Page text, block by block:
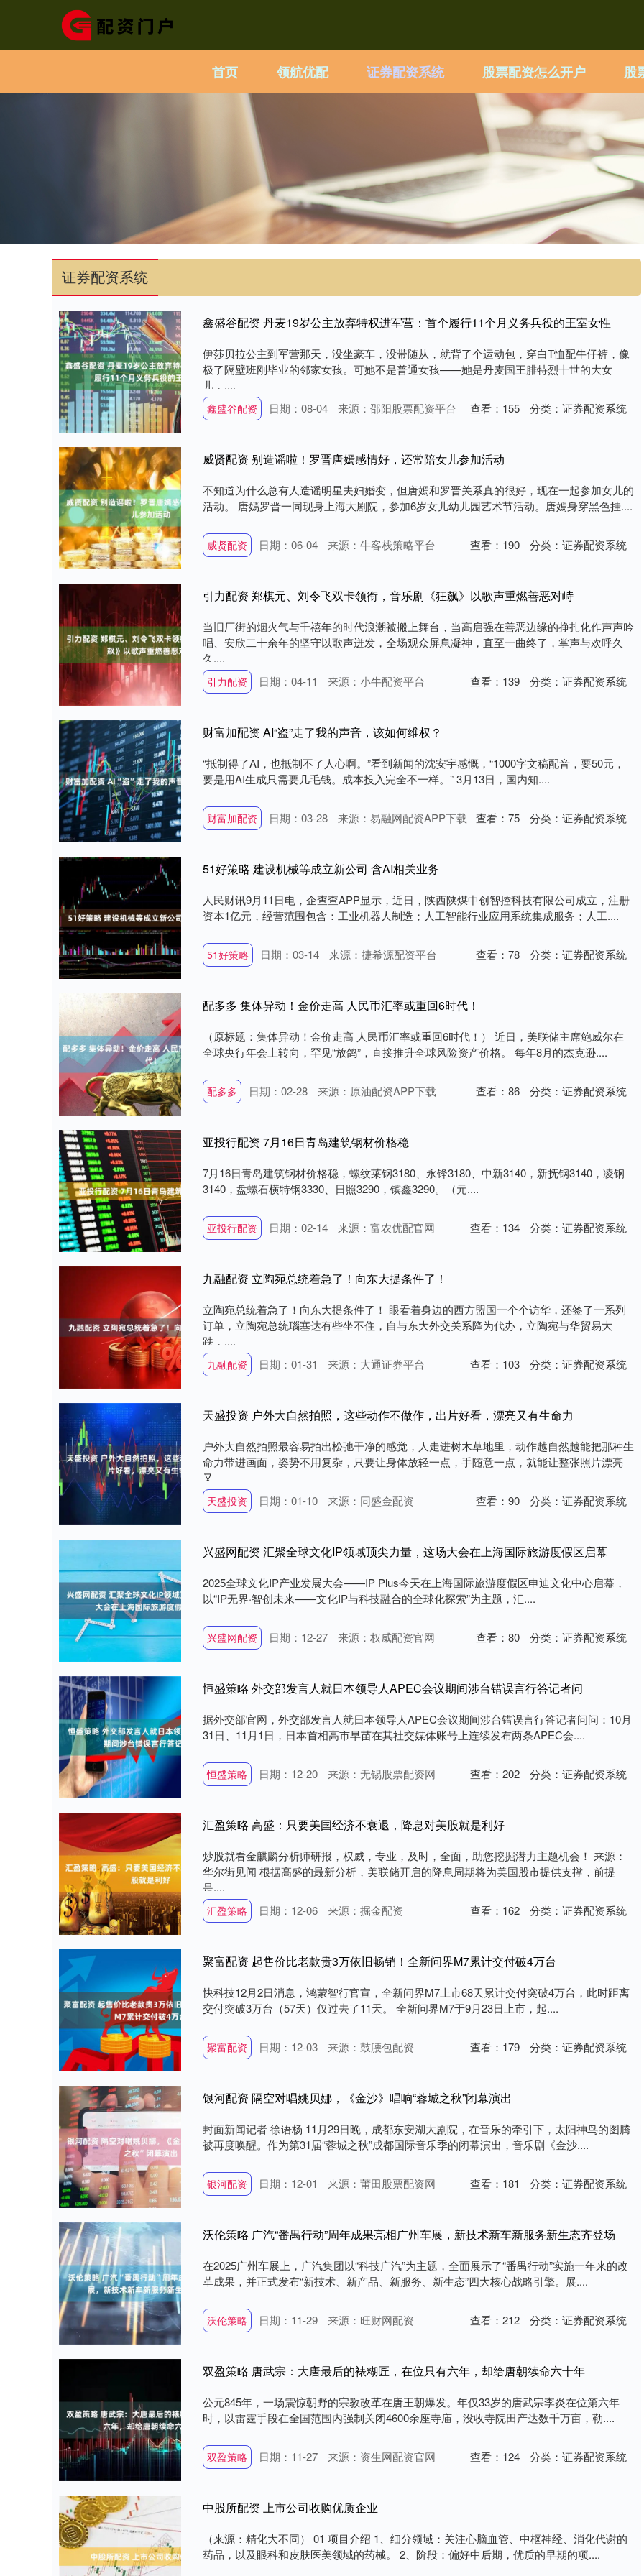
首页 领航优配 证券配资系统 股票配资怎么开户 股
证券配资系统
鑫盛谷配资 丹麦19岁公主放弃特权进军营：首个履行11个月义务兵役的王室女性
伊莎贝拉公主到军营那天，没坐豪车，没带随从，就背了个运动包，穿白T恤配牛仔裤，像
极了隔壁班刚毕业的邻家女孩。可她不是普通女孩——她是丹麦国王腓特烈十世的大女
儿，....
鑫盛谷配资 日期：08-04 来源：邵阳股票配资平台 查看： 155 分类： 证券配资系统
威贤配资 别造谣啦！罗晋唐嫣感情好，还常陪女儿参加活动
不知道为什么总有人造谣明星夫妇婚变，但唐嫣和罗晋关系真的很好，现在一起参加女儿的
活动。 唐嫣罗晋一同现身上海大剧院，参加6岁女儿幼儿园艺术节活动。唐嫣身穿黑色挂....
威贤配资 日期：06-04 来源：牛客栈策略平台 查看： 190 分类： 证券配资系统
引力配资 郑棋元、刘令飞双卡领衔，音乐剧《狂飙》以歌声重燃善恶对峙
当旧厂街的烟火气与千禧年的时代浪潮被搬上舞台，当高启强在善恶边缘的挣扎化作声声吟
唱、安欣二十余年的坚守以歌声迸发，全场观众屏息凝神，直至一曲终了，掌声与欢呼久
久....
引力配资 日期：04-11 来源：小牛配资平台 查看： 139 分类： 证券配资系统
财富加配资 AI“盗”走了我的声音，该如何维权？
“抵制得了AI，也抵制不了人心啊。”看到新闻的沈安宇感慨，“1000字文稿配音，要50元，
要是用AI生成只需要几毛钱。成本投入完全不一样。” 3月13日，国内知....
财富加配资 日期：03-28 来源：易融网配资APP下载 查看： 75 分类： 证券配资系统
51好策略 建设机械等成立新公司 含AI相关业务
人民财讯9月11日电，企查查APP显示，近日，陕西陕煤中创智控科技有限公司成立，注册
资本1亿元，经营范围包含：工业机器人制造；人工智能行业应用系统集成服务；人工....
51好策略 日期：03-14 来源：捷希源配资平台 查看： 78 分类： 证券配资系统
配多多 集体异动！金价走高 人民币汇率或重回6时代！
（原标题：集体异动！金价走高 人民币汇率或重回6时代！） 近日，美联储主席鲍威尔在
全球央行年会上转向，罕见“放鸽”，直接推升全球风险资产价格。 每年8月的杰克逊....
配多多 日期：02-28 来源：原油配资APP下载 查看： 86 分类： 证券配资系统
亚投行配资 7月16日青岛建筑钢材价格稳
7月16日青岛建筑钢材价格稳，螺纹莱钢3180、永锋3180、中新3140，新抚钢3140，凌钢
3140，盘螺石横特钢3330、日照3290，镔鑫3290。（元....
亚投行配资 日期：02-14 来源：富农优配官网 查看： 134 分类： 证券配资系统
九融配资 立陶宛总统着急了！向东大提条件了！
立陶宛总统着急了！向东大提条件了！ 眼看着身边的西方盟国一个个访华，还签了一系列
订单，立陶宛总统瑙塞达有些坐不住，自与东大外交关系降为代办，立陶宛与华贸易大
跌，....
九融配资 日期：01-31 来源：大通证券平台 查看： 103 分类： 证券配资系统
天盛投资 户外大自然拍照，这些动作不做作，出片好看，漂亮又有生命力
户外大自然拍照最容易拍出松弛干净的感觉，人走进树木草地里，动作越自然越能把那种生
命力带进画面，姿势不用复杂，只要让身体放轻一点，手随意一点，就能让整张照片漂亮
又....
天盛投资 日期：01-10 来源：同盛金配资 查看： 90 分类： 证券配资系统
兴盛网配资 汇聚全球文化IP领域顶尖力量，这场大会在上海国际旅游度假区启幕
2025全球文化IP产业发展大会——IP Plus今天在上海国际旅游度假区申迪文化中心启幕，
以“IP无界·智创未来——文化IP与科技融合的全球化探索”为主题，汇....
兴盛网配资 日期：12-27 来源：权威配资官网 查看： 80 分类： 证券配资系统
恒盛策略 外交部发言人就日本领导人APEC会议期间涉台错误言行答记者问
据外交部官网，外交部发言人就日本领导人APEC会议期间涉台错误言行答记者问问：10月
31日、11月1日，日本首相高市早苗在其社交媒体账号上连续发布两条APEC会....
恒盛策略 日期：12-20 来源：无锡股票配资网 查看： 202 分类： 证券配资系统
汇盈策略 高盛：只要美国经济不衰退，降息对美股就是利好
炒股就看金麒麟分析师研报，权威，专业，及时，全面，助您挖掘潜力主题机会！ 来源：
华尔街见闻 根据高盛的最新分析，美联储开启的降息周期将为美国股市提供支撑，前提
是....
汇盈策略 日期：12-06 来源：掘金配资 查看： 162 分类： 证券配资系统
聚富配资 起售价比老款贵3万依旧畅销！全新问界M7累计交付破4万台
快科技12月2日消息，鸿蒙智行官宣，全新问界M7上市68天累计交付突破4万台，此时距离
交付突破3万台（57天）仅过去了11天。 全新问界M7于9月23日上市，起....
聚富配资 日期：12-03 来源：鼓腰包配资 查看： 179 分类： 证券配资系统
银河配资 隔空对唱姚贝娜，《金沙》唱响“蓉城之秋”闭幕演出
封面新闻记者 徐语杨 11月29日晚，成都东安湖大剧院，在音乐的牵引下，太阳神鸟的图腾
被再度唤醒。作为第31届“蓉城之秋”成都国际音乐季的闭幕演出，音乐剧《金沙....
银河配资 日期：12-01 来源：莆田股票配资网 查看： 181 分类： 证券配资系统
沃伦策略 广汽“番禺行动”周年成果亮相广州车展，新技术新车新服务新生态齐登场
在2025广州车展上，广汽集团以“科技广汽”为主题，全面展示了“番禺行动”实施一年来的改
革成果，并正式发布“新技术、新产品、新服务、新生态”四大核心战略引擎。展....
沃伦策略 日期：11-29 来源：旺财网配资 查看： 212 分类： 证券配资系统
双盈策略 唐武宗：大唐最后的裱糊匠，在位只有六年，却给唐朝续命六十年
公元845年，一场震惊朝野的宗教改革在唐王朝爆发。年仅33岁的唐武宗李炎在位第六年
时，以雷霆手段在全国范围内强制关闭4600余座寺庙，没收寺院田产达数千万亩，勒....
双盈策略 日期：11-27 来源：资生网配资官网 查看： 124 分类： 证券配资系统
中股所配资 上市公司收购优质企业
（来源：精化大不同） 01 项目介绍 1、细分领域：关注心脑血管、中枢神经、消化代谢的
药品，以及眼科和皮肤医美领域的药械。 2、阶段：偏好中后期，优质的早期的项....